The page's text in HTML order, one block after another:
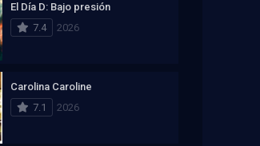
El Día D: Bajo presión
7.4
2026
Carolina Caroline
7.1
2026